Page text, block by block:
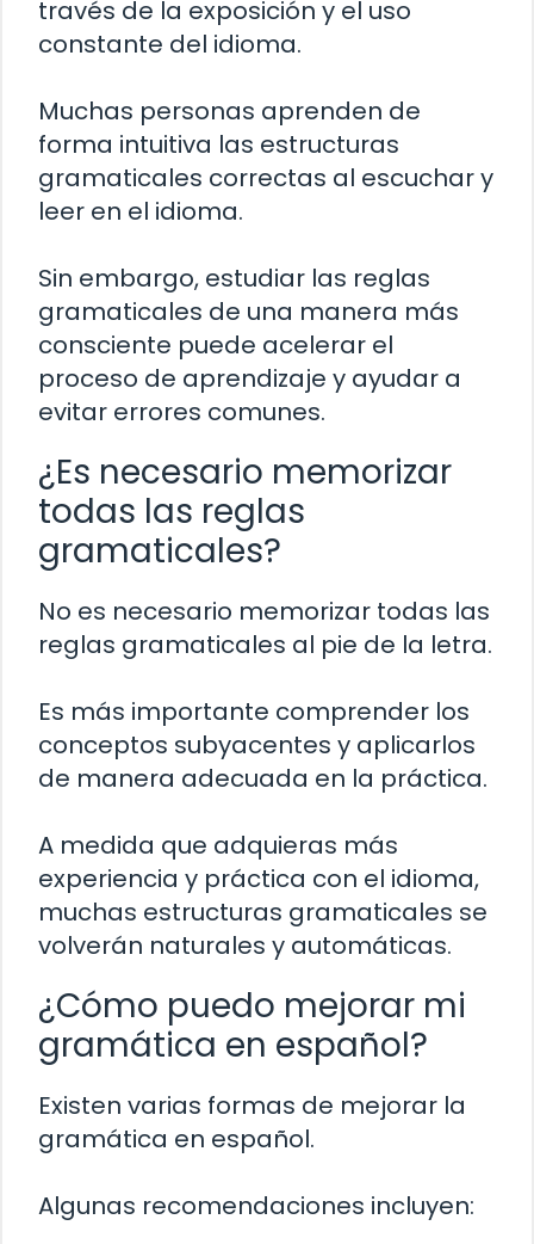
través de la exposición y el uso
constante del idioma.
Muchas personas aprenden de
forma intuitiva las estructuras
gramaticales correctas al escuchar y
leer en el idioma.
Sin embargo, estudiar las reglas
gramaticales de una manera más
consciente puede acelerar el
proceso de aprendizaje y ayudar a
evitar errores comunes.
¿Es necesario memorizar
todas las reglas
gramaticales?
No es necesario memorizar todas las
reglas gramaticales al pie de la letra.
Es más importante comprender los
conceptos subyacentes y aplicarlos
de manera adecuada en la práctica.
A medida que adquieras más
experiencia y práctica con el idioma,
muchas estructuras gramaticales se
volverán naturales y automáticas.
¿Cómo puedo mejorar mi
gramática en español?
Existen varias formas de mejorar la
gramática en español.
Algunas recomendaciones incluyen: